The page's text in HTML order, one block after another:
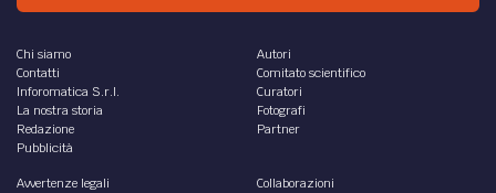
Chi siamo
Contatti
Inforomatica S.r.l.
La nostra storia
Redazione
Pubblicità
Autori
Comitato scientifico
Curatori
Fotografi
Partner
Avvertenze legali Collaborazioni